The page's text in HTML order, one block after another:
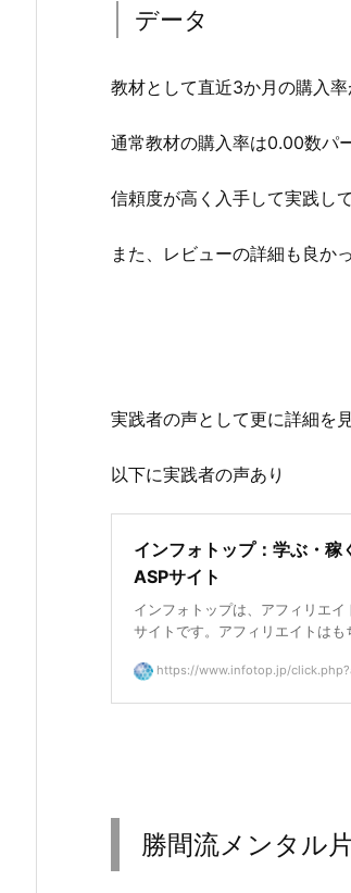
データ
教材として直近3か月の購入
通常教材の購入率は0.00数パ
信頼度が高く入手して実践し
また、レビューの詳細も良か
実践者の声として更に詳細を
以下に実践者の声あり
インフォトップ：学ぶ・稼
ASPサイト
インフォトップは、アフィリエ
サイトです。アフィリエイトはも
https://www.infotop.jp/
勝間流メンタル